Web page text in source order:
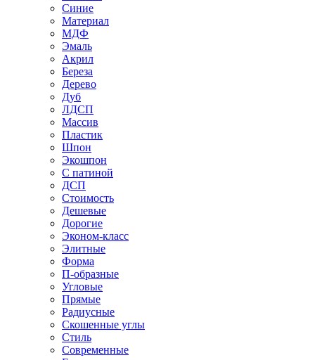
Синие
Материал
МДФ
Эмаль
Акрил
Береза
Дерево
Дуб
ЛДСП
Массив
Пластик
Шпон
Экошпон
С патиной
ДСП
Стоимость
Дешевые
Дорогие
Эконом-класс
Элитные
Форма
П-образные
Угловые
Прямые
Радиусные
Скошенные углы
Стиль
Современные